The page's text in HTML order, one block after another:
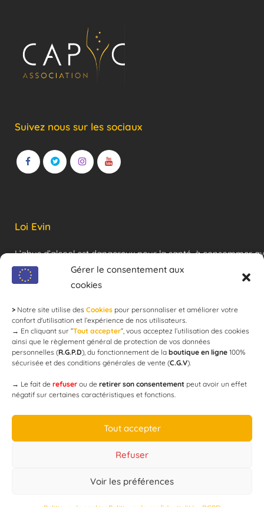
Gérer le consentement aux
cookies
> Notre site utilise des Cookies pour personnaliser et améliorer votre
confort d'utilisation et l’expérience de nos utilisateurs.
→ En cliquant sur ”Tout accepter”, vous acceptez l’utilisation des cookies
ainsi que le règlement général de protection de vos données
personnelles (R.G.P.D), du fonctionnement de la boutique en ligne 100%
sécurisée et des conditions générales de vente (C.G.V).
→ Le fait de refuser ou de retirer son consentement peut avoir un effet
négatif sur certaines caractéristiques et fonctions.
Tout accepter
Refuser
Voir les préférences
Suivez nous sur les sociaux
Loi Evin
L’abus d’alcool est dangereux pour la santé, à consommer
modération !
Newsletter
email
Designed byWEB3-DESIGN